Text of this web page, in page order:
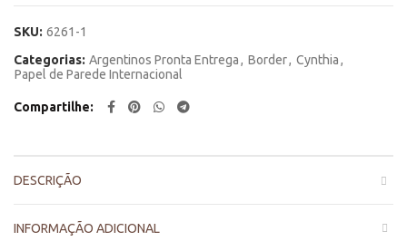
SKU: 6261-1
Categorias: Argentinos Pronta Entrega, Border, Cynthia,
Papel de Parede Internacional
Compartilhe
DESCRIÇÃO
INFORMAÇÃO ADICIONAL